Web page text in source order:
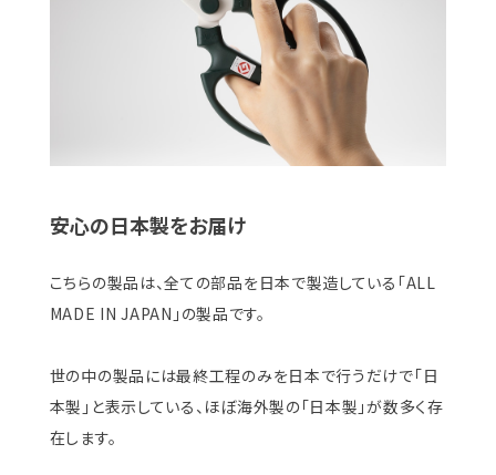
安心の日本製をお届け
こちらの製品は、全ての部品を日本で製造している「ALL
MADE IN JAPAN」の製品です。
世の中の製品には最終工程のみを日本で行うだけで「日
本製」と表示している、ほぼ海外製の「日本製」が数多く存
在します。